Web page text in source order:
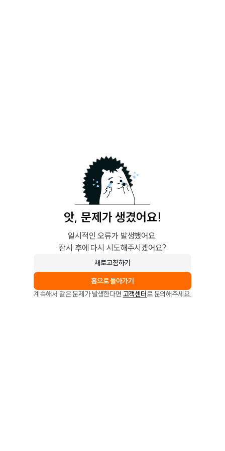
앗, 문제가 생겼어요!
일시적인 오류가 발생했어요.
잠시 후에 다시 시도해주시겠어요?
새로고침하기
홈으로 돌아가기
계속해서 같은 문제가 발생한다면 고객센터로 문의해주세요.